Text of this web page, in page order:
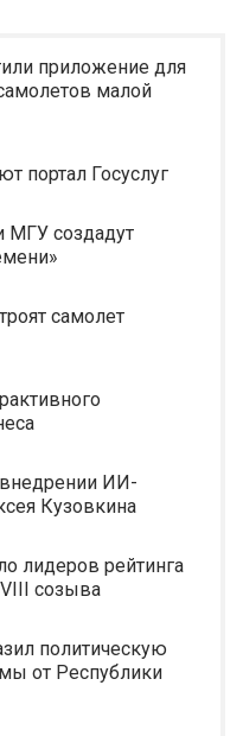
приложение для
малой
портал Госуслуг
создадут
самолет
внедрении ИИ-
Кузовкина
лидеров рейтинга
созыва
политическую
от Республики